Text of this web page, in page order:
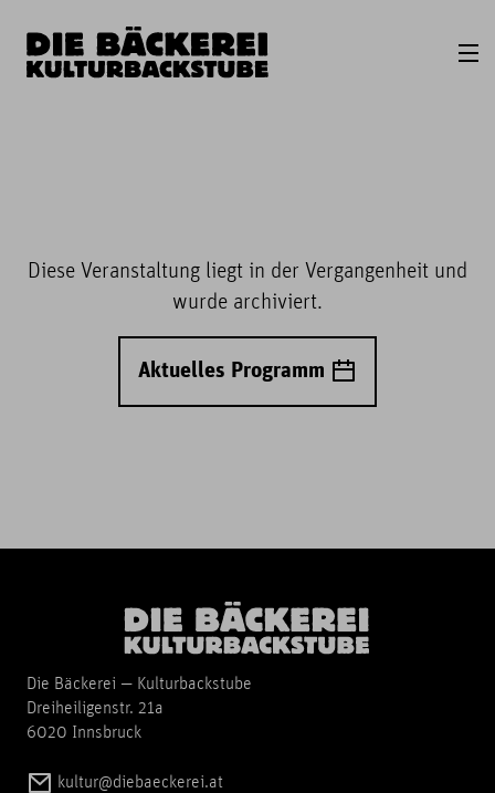
Diese Veranstaltung liegt in der Vergangenheit und
wurde archiviert.
Aktuelles Programm
Die Bäckerei — Kulturbackstube
Dreiheiligenstr. 21a
6020 Innsbruck
kultur@diebaeckerei.at